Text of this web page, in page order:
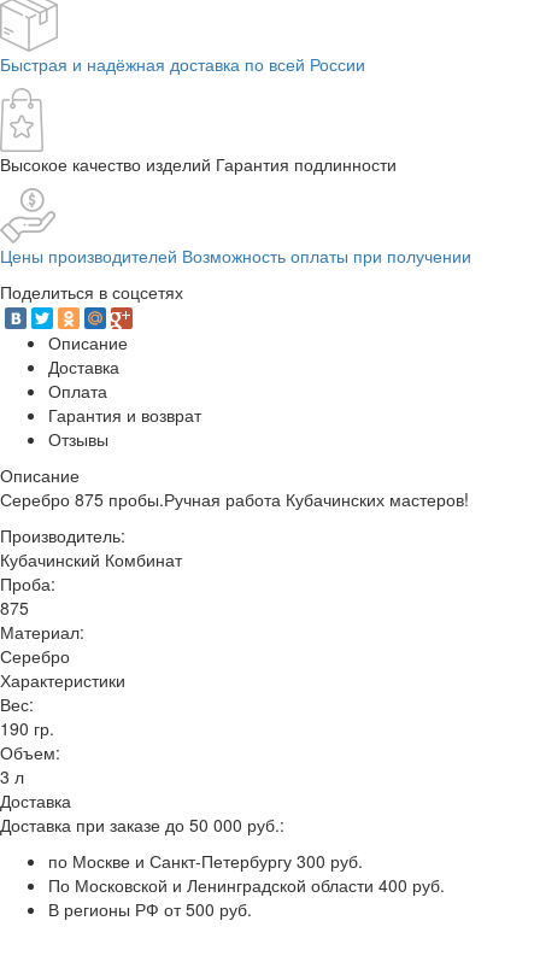
Быстрая и надёжная доставка по всей России
Высокое качество изделий Гарантия подлинности
Цены производителей Возможность оплаты при получении
Поделиться в соцсетях
Описание
Доставка
Оплата
Гарантия и возврат
Отзывы
Описание
Серебро 875 пробы.Ручная работа Кубачинских мастеров!
Производитель:
Кубачинский Комбинат
Проба:
875
Материал:
Серебро
Характеристики
Вес:
190 гр.
Объем:
3 л
Доставка
Доставка при заказе до 50 000 руб.:
по Москве и Санкт-Петербургу 300 руб.
По Московской и Ленинградской области 400 руб.
В регионы РФ от 500 руб.